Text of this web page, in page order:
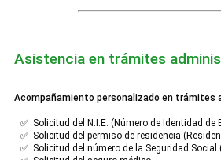
Asistencia en trámites
Acompañamiento personalizado en trámites
✅ Solicitud del N.I.E. (Número de Identidad de
✅ Solicitud del permiso de residencia
✅ Solicitud del número de la Seguridad Social